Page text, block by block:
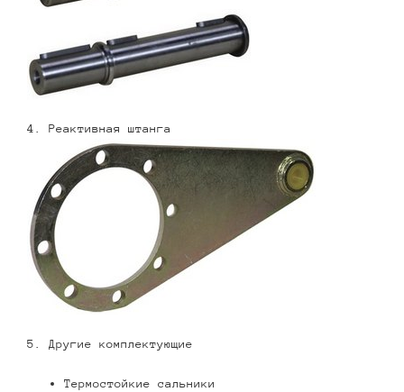
4. Реактивная штанга
5. Другие комплектующие
Термостойкие сальники